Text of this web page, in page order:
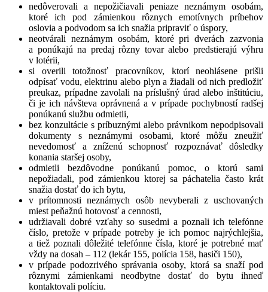
nedôverovali a nepožičiavali peniaze neznámym osobám,
ktoré ich pod zámienkou rôznych emotívnych príbehov
oslovia a podvodom sa ich snažia pripraviť o úspory,
neotvárali neznámym osobám, ktoré pri dverách zazvonia
a ponúkajú na predaj rôzny tovar alebo predstierajú výhru
v lotérii,
si overili totožnosť pracovníkov, ktorí neohlásene prišli
odpísať vodu, elektrinu alebo plyn a žiadali od nich predložiť
preukaz, prípadne zavolali na príslušný úrad alebo inštitúciu,
či je ich návšteva oprávnená a v prípade pochybností radšej
ponúkanú službu odmietli,
bez konzultácie s príbuznými alebo právnikom nepodpisovali
dokumenty s neznámymi osobami, ktoré môžu zneužiť
nevedomosť a zníženú schopnosť rozpoznávať dôsledky
konania staršej osoby,
odmietli bezdôvodne ponúkanú pomoc, o ktorú sami
nepožiadali, pod zámienkou ktorej sa páchatelia často krát
snažia dostať do ich bytu,
v prítomnosti neznámych osôb nevyberali z uschovaných
miest peňažnú hotovosť a cennosti,
udržiavali dobré vzťahy so susedmi a poznali ich telefónne
číslo, pretože v prípade potreby je ich pomoc najrýchlejšia,
a tiež poznali dôležité telefónne čísla, ktoré je potrebné mať
vždy na dosah – 112 (lekár 155, polícia 158, hasiči 150),
v prípade podozrivého správania osoby, ktorá sa snaží pod
rôznymi zámienkami neodbytne dostať do bytu ihneď
kontaktovali políciu.